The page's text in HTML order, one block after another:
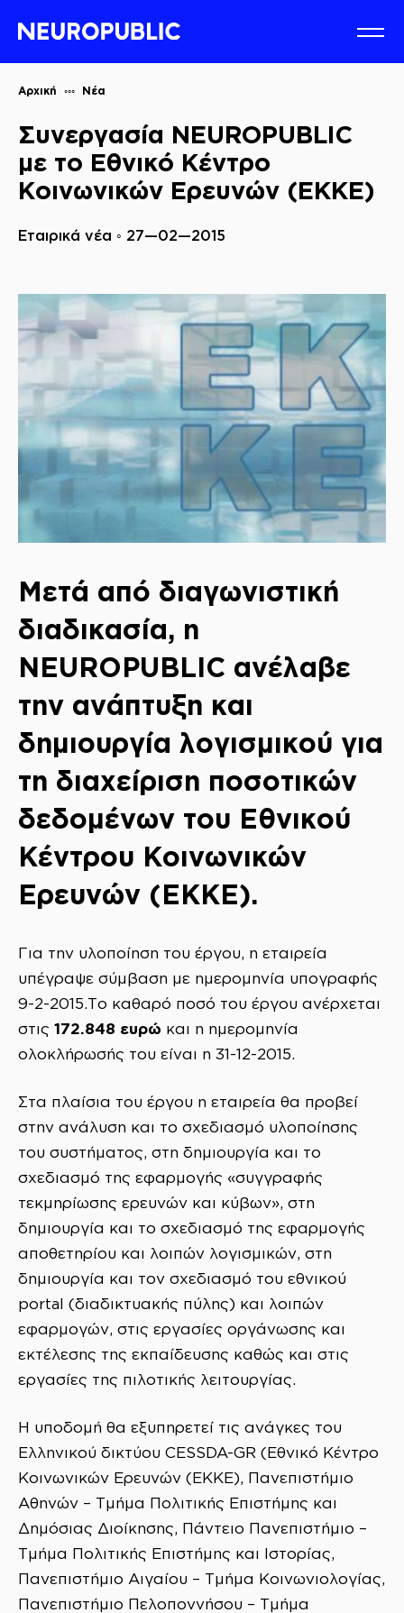
Αρχική Νέα
Συνεργασία NEUROPUBLIC
με το Εθνικό Κέντρο
Κοινωνικών Ερευνών (EKKE)
Εταιρικά νέα ◦ 27—02—2015
Μετά από διαγωνιστική
διαδικασία, η
ΝEUROPUBLIC ανέλαβε
την ανάπτυξη και
δημιουργία λογισμικού για
τη διαχείριση ποσοτικών
δεδομένων του Εθνικού
Κέντρου Κοινωνικών
Ερευνών (ΕΚΚΕ).
Για την υλοποίηση του έργου, η εταιρεία
υπέγραψε σύμβαση με ημερομηνία υπογραφής
9-2-2015.Το καθαρό ποσό του έργου ανέρχεται
στις 172.848 ευρώ και η ημερομηνία
ολοκλήρωσής του είναι η 31-12-2015.
Στα πλαίσια του έργου η εταιρεία θα προβεί
στην ανάλυση και το σχεδιασμό υλοποίησης
του συστήματος, στη δημιουργία και το
σχεδιασμό της εφαρμογής «συγγραφής
τεκμηρίωσης ερευνών και κύβων», στη
δημιουργία και το σχεδιασμό της εφαρμογής
αποθετηρίου και λοιπών λογισμικών, στη
δημιουργία και τον σχεδιασμό του εθνικού
portal (διαδικτυακής πύλης) και λοιπών
εφαρμογών, στις εργασίες οργάνωσης και
εκτέλεσης της εκπαίδευσης καθώς και στις
εργασίες της πιλοτικής λειτουργίας.
Η υποδομή θα εξυπηρετεί τις ανάγκες του
Ελληνικού δικτύου CESSDA-GR (Εθνικό Κέντρο
Κοινωνικών Ερευνών (ΕΚΚΕ), Πανεπιστήμιο
Αθηνών – Τμήμα Πολιτικής Επιστήμης και
Δημόσιας Διοίκησης, Πάντειο Πανεπιστήμιο –
Τμήμα Πολιτικής Επιστήμης και Ιστορίας,
Πανεπιστήμιο Αιγαίου – Τμήμα Κοινωνιολογίας,
Πανεπιστήμιο Πελοποννήσου – Τμήμα